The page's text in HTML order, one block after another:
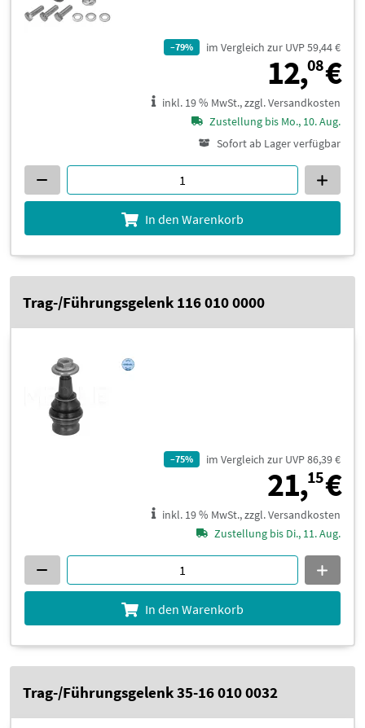
–79% im Vergleich zur UVP 59,44 €
12,08€
inkl. 19 % MwSt., zzgl. Versandkosten
Zustellung bis Mo., 10. Aug.
Sofort ab Lager verfügbar
In den Warenkorb
Trag-/Führungsgelenk 116 010 0000
–75% im Vergleich zur UVP 86,39 €
21,15€
inkl. 19 % MwSt., zzgl. Versandkosten
Zustellung bis Di., 11. Aug.
In den Warenkorb
Trag-/Führungsgelenk 35-16 010 0032